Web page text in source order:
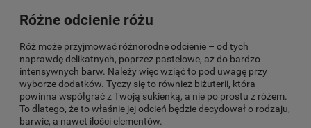
Różne odcienie różu
Róż może przyjmować różnorodne odcienie – od tych
naprawdę delikatnych, poprzez pastelowe, aż do bardzo
intensywnych barw. Należy więc wziąć to pod uwagę przy
wyborze dodatków. Tyczy się to również biżuterii, która
powinna współgrać z Twoją sukienką, a nie po prostu z różem.
To dlatego, że to właśnie jej odcień będzie decydował o rodzaju,
barwie, a nawet ilości elementów.